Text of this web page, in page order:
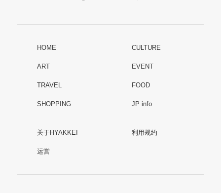
HOME CULTURE
ART EVENT
TRAVEL FOOD
SHOPPING JP info
关于HYAKKEI 利用规约
运営